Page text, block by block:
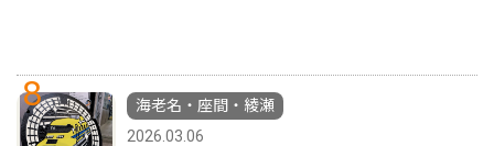
8
海老名・座間・綾瀬
2026.03.06